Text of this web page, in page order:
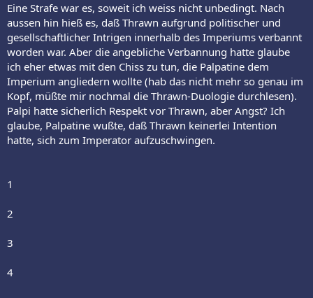
Eine Strafe war es, soweit ich weiss nicht unbedingt. Nach
aussen hin hieß es, daß Thrawn aufgrund politischer und
gesellschaftlicher Intrigen innerhalb des Imperiums verbannt
worden war. Aber die angebliche Verbannung hatte glaube
ich eher etwas mit den Chiss zu tun, die Palpatine dem
Imperium angliedern wollte (hab das nicht mehr so genau im
Kopf, müßte mir nochmal die Thrawn-Duologie durchlesen).
Palpi hatte sicherlich Respekt vor Thrawn, aber Angst? Ich
glaube, Palpatine wußte, daß Thrawn keinerlei Intention
hatte, sich zum Imperator aufzuschwingen.
1
2
3
4